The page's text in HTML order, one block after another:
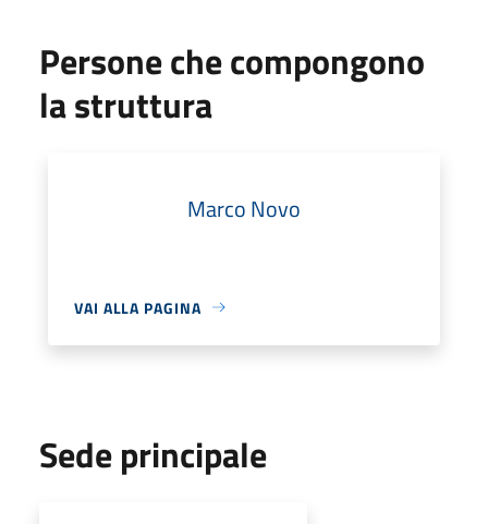
Persone che compongono
la struttura
Marco Novo
VAI ALLA PAGINA
Sede principale